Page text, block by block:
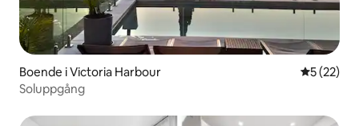
Boende i Victoria Harbour 5 av 5 i
5 (22)
Soluppgång